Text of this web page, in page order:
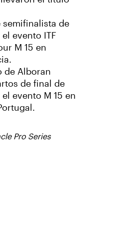
semifinalista de
evento ITF
M 15 en
de Alboran
de final de
evento M 15 en
Pro Series